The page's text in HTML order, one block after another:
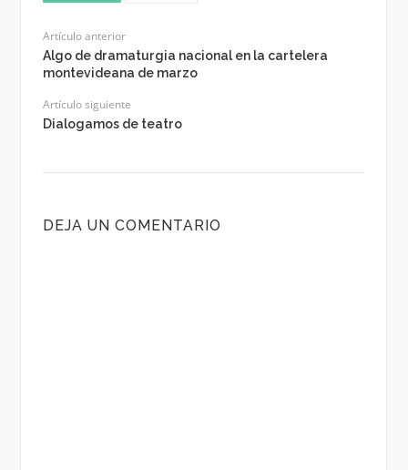
Artículo anterior
Algo de dramaturgia nacional en la cartelera
montevideana de marzo
Artículo siguiente
Dialogamos de teatro
DEJA UN COMENTARIO